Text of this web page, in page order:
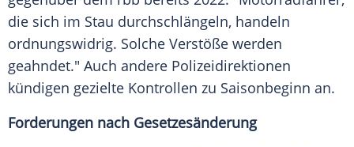
die sich im Stau durchschlängeln, handeln
ordnungswidrig. Solche Verstöße werden
geahndet." Auch andere Polizeidirektionen
kündigen gezielte Kontrollen zu Saisonbeginn an.
Forderungen nach Gesetzesänderung